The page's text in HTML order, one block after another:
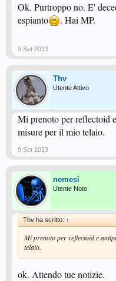
Ok. Purtroppo no. E'
espianto
. Hai MP.
9 Set 2013
Thv
Utente Attivo
Mi prenoto per reflectoid
misure per il mio telaio.
9 Set 2013
nemesi
Utente Noto
Thv ha scritto: ↑
Mi prenoto per reflectoid e
telaio.
ok. Attendo tue notizie.